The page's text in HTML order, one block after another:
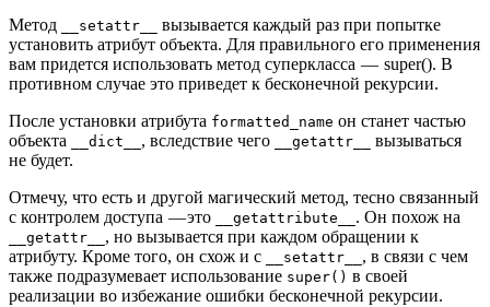
Метод __setattr__
вызывается каждый раз при попытке
установить атрибут объекта. Для правильного его применения
вам придется использовать метод суперкласса — super(). В
противном случае это приведет к бесконечной рекурсии.
После установки атрибута formatted_name он станет частью
объекта
__dict__ , вследствие чего __getattr__
вызываться
не будет.
Отмечу, что есть и другой магический метод, тесно связанный
с контролем доступа — это
__getattribute__ . Он похож на
__getattr__ , но вызывается при каждом обращении к
атрибуту. Кроме того, он схож и с
__setattr__ , в связи с чем
также подразумевает использование super() в своей
реализации во избежание ошибки бесконечной рекурсии.